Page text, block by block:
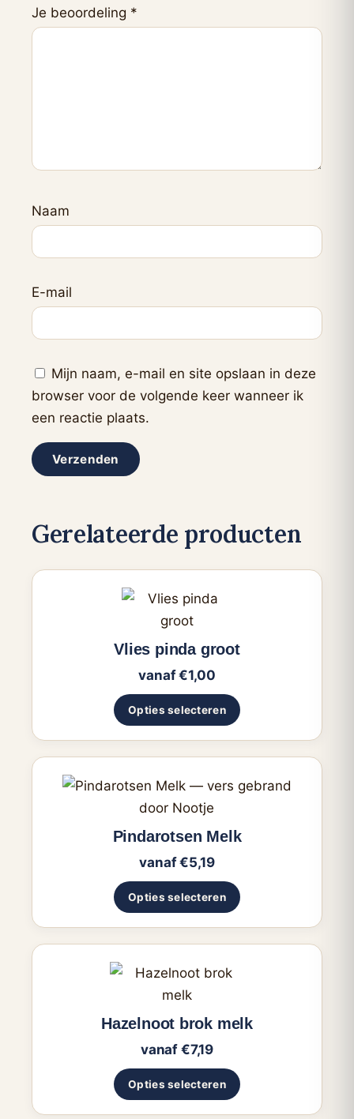
Je beoordeling *
Naam
E-mail
Mijn naam, e-mail en site opslaan in deze
browser voor de volgende keer wanneer ik
een reactie plaats.
Gerelateerde producten
Vlies pinda groot
vanaf€1,00
Opties selecteren
Dit
product
meerdere
variaties.
Deze
optie
worden
op
de
productpagina
Pindarotsen Melk
vanaf€5,19
Opties selecteren
Dit
product
variaties.
Deze
optie
worden
op
de
productpagina
Hazelnoot brok melk
vanaf €7,19
Opties selecteren
Dit
product
variaties.
Deze
optie